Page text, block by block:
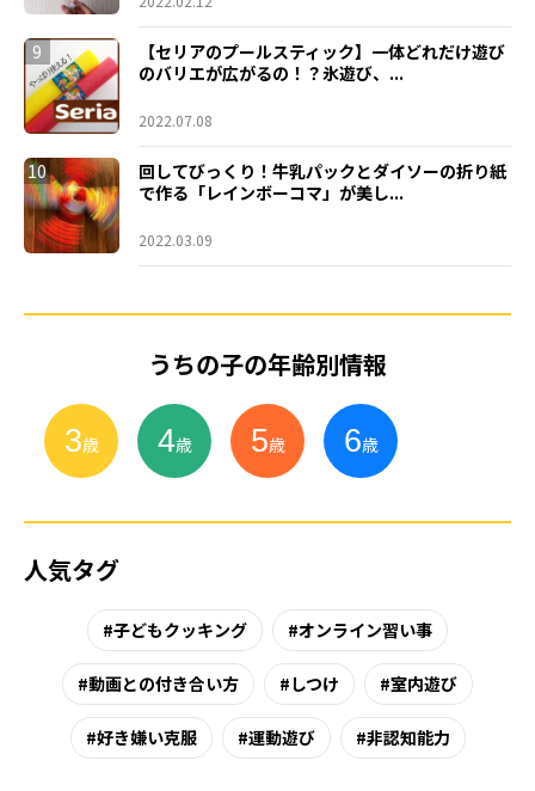
9
【セリアのプールスティック】一体どれだけ遊び
のバリエが広がるの！？氷遊び、...
2022.07.08
10
回してびっくり！牛乳パックとダイソーの折り紙
で作る「レインボーコマ」が美し...
2022.03.09
うちの子の年齢別情報
3歳 4歳 5歳 6歳
人気タグ
子どもクッキング オンライン習い事
動画との付き合い方 しつけ 室内遊び
好き嫌い克服 運動遊び 非認知能力